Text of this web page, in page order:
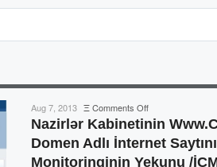
Aug 7, 2013 ΞComments Offon
Nazirlər
domen
Nazirlər Kabinetinin
Domen Adlı İnternet
Monitorinqinin Yekunu /